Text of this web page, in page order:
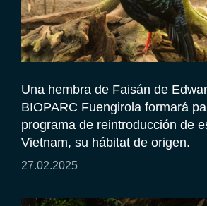
Una hembra de Faisán de
BIOPARC Fuengirola formará
programa de reintroducción de
Vietnam, su hábitat de origen.
27.02.2025